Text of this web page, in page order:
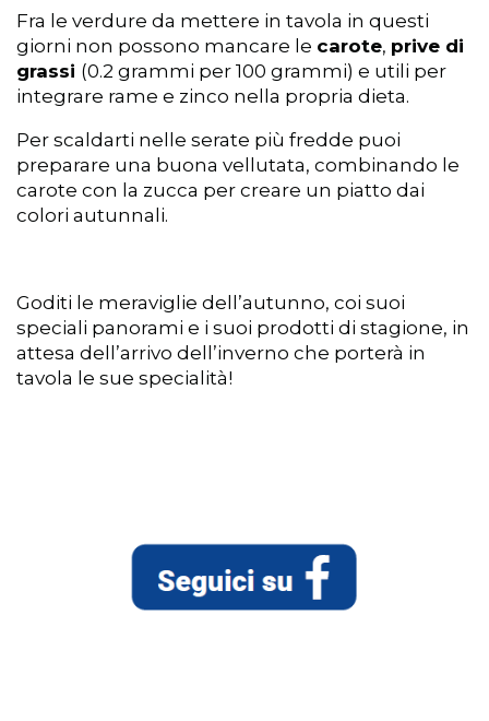
Fra le verdure da mettere in tavola in questi
giorni non possono mancare le carote, prive di
grassi (0.2 grammi per 100 grammi) e utili per
integrare rame e zinco nella propria dieta.
Per scaldarti nelle serate più fredde puoi
preparare una buona vellutata, combinando le
carote con la zucca per creare un piatto dai
colori autunnali.
Goditi le meraviglie dell’autunno, coi suoi
speciali panorami e i suoi prodotti di stagione, in
attesa dell’arrivo dell’inverno che porterà in
tavola le sue specialità!